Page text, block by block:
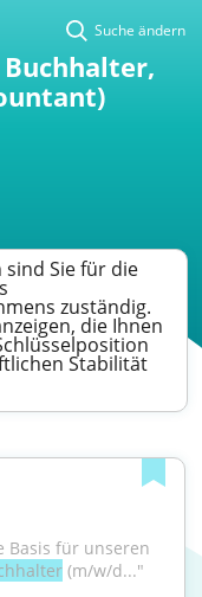
Suche ändern
Sie für die
zuständig.
die Ihnen
Stabilität
Basis für unseren
(m/w/d..."